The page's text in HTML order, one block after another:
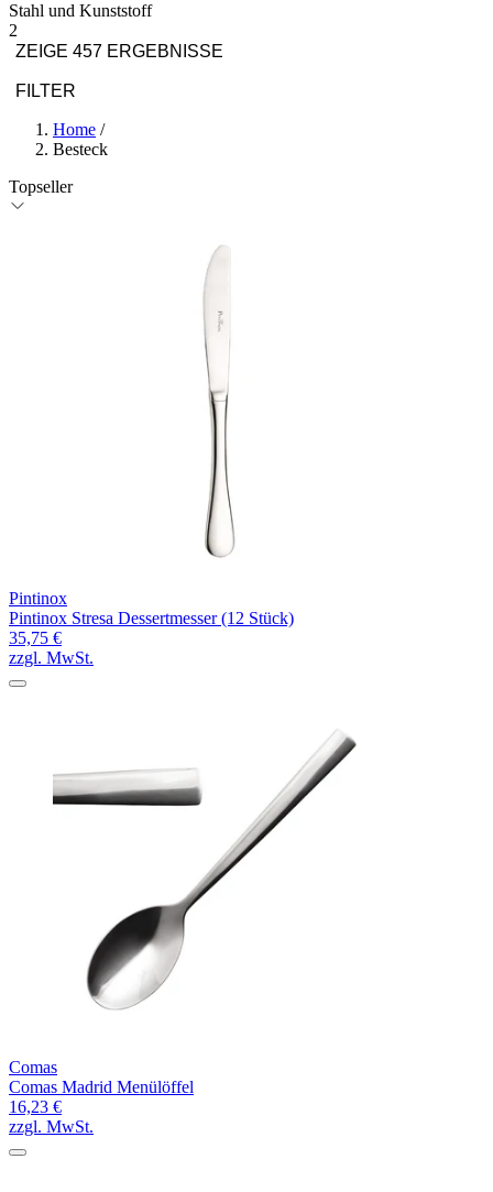
Stahl und Kunststoff
2
ZEIGE 457 ERGEBNISSE
FILTER
Home /
Besteck
Topseller
Pintinox
Pintinox Stresa Dessertmesser (12 Stück)
35,75 €
zzgl. MwSt.
Comas
Comas Madrid Menülöffel
16,23 €
zzgl. MwSt.